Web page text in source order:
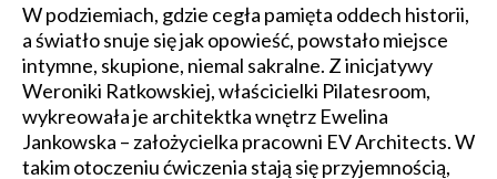
W podziemiach, gdzie cegła pamięta oddech historii,
a światło snuje się jak opowieść, powstało miejsce
intymne, skupione, niemal sakralne. Z inicjatywy
Weroniki Ratkowskiej, właścicielki Pilatesroom,
wykreowała je architektka wnętrz Ewelina
Jankowska – założycielka pracowni EV Architects. W
takim otoczeniu ćwiczenia stają się przyjemnością,